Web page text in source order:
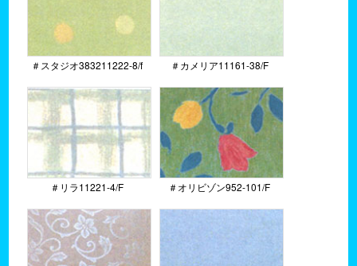
＃スタジオ383211222-8/f ＃カメリア11161-38/F
＃リラ11221-4/F ＃オリビゾン952-101/F